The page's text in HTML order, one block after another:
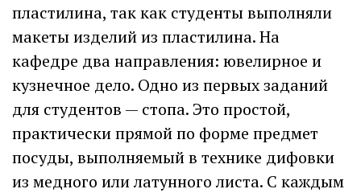
пластилина, так как студенты выполняли
макеты изделий из пластилина. На
кафедре два направления: ювелирное и
кузнечное дело. Одно из первых заданий
для студентов — стопа. Это простой,
практически прямой по форме предмет
посуды, выполняемый в технике дифовки
из медного или латунного листа. С каждым